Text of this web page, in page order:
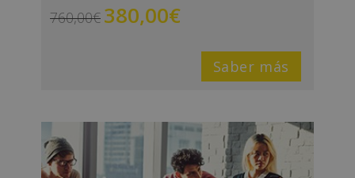
760,00€ 380,00€
Saber más